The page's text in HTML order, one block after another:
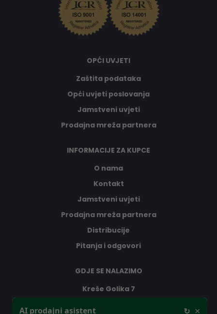
OPĆI UVJETI
Zaštita podataka
Opći uvjeti poslovanja
Jamstveni uvjeti
Prodajna mreža partnera
INFORMACIJE ZA KUPCE
O nama
Kontakt
Jamstveni uvjeti
Prodajna mreža partnera
Distribucije
Pitanja i odgovori
GDJE SE NALAZIMO
Kreše Golika 7
AI prodajni asistent ↻ ×